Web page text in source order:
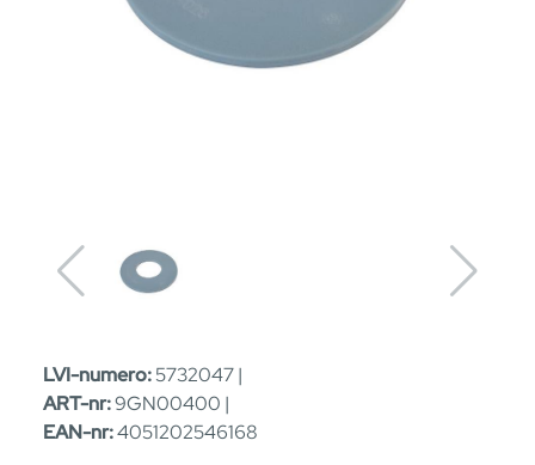
LVI-numero:5732047 |
ART-nr:9GN00400 |
EAN-nr:4051202546168